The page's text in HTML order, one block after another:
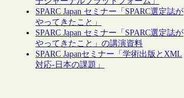
SPARC Japan セミナー「SPARC選定誌が
やってきたこと」
SPARC Japan セミナー「SPARC選定誌が
やってきたこと」の講演資料
SPARC Japanセミナー「学術出版とXML
対応-日本の課題」